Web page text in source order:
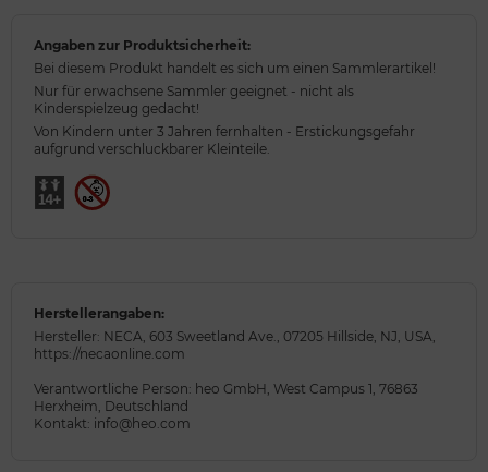
Angaben zur Produktsicherheit:
Bei diesem Produkt handelt es sich um einen Sammlerartikel!
Nur für erwachsene Sammler geeignet - nicht als
Kinderspielzeug gedacht!
Von Kindern unter 3 Jahren fernhalten - Erstickungsgefahr
aufgrund verschluckbarer Kleinteile.
Herstellerangaben:
Hersteller: NECA, 603 Sweetland Ave., 07205 Hillside, NJ, USA,
https://necaonline.com
Verantwortliche Person: heo GmbH, West Campus 1, 76863
Herxheim, Deutschland
Kontakt: info@heo.com